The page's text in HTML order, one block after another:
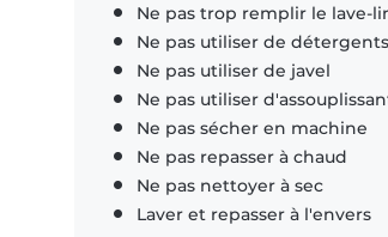
Ne pas trop remplir le lave-
Ne pas utiliser de
Ne pas utiliser de javel
Ne pas utiliser
Ne pas sécher en machine
Ne pas repasser à chaud
Ne pas nettoyer à sec
Laver et repasser à l'envers